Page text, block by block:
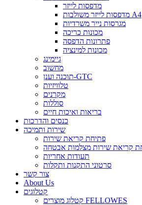
מדפסות לייזר
מדפסות לייזר משולבות A4
מגרסות נייר משרדיות
מכונות כריכה
פתרונות הדפסה
מכונות למינציה
גיימינג
מחשוב
תוכנה וענן-GTC
טלוויזיות
מקרנים
סוללות
בריאות ואיכות חיים
כנסים והדרכות
שירות ותמיכה
פתיחת קריאת שירות
תעודות אחריות
סרטוני התקנות ותקלות
צור קשר
About Us
קטלוגים
קטלוג מוצרים FELLOWES